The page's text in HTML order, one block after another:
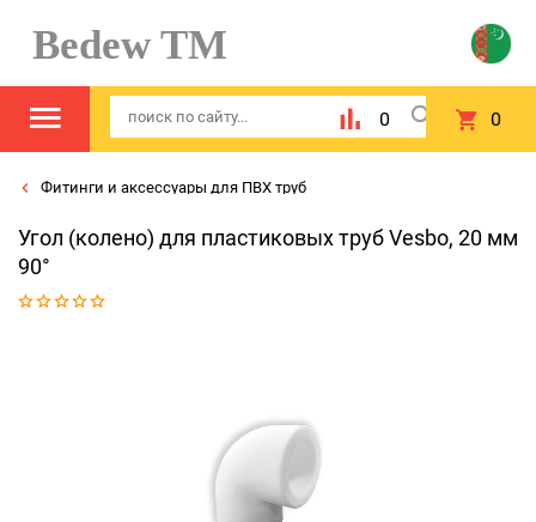
Bedew TM
0 0
Фитинги и аксессуары для ПВХ труб
Угол (колено) для пластиковых труб Vesbo, 20 мм
90°